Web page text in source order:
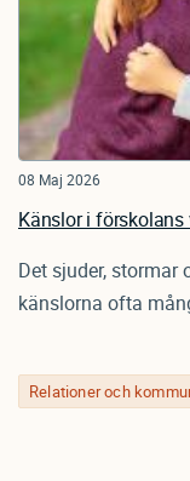
Relationer och
08 Maj 2026
Känslor i förskolans
Det sjuder, stormar
känslorna ofta